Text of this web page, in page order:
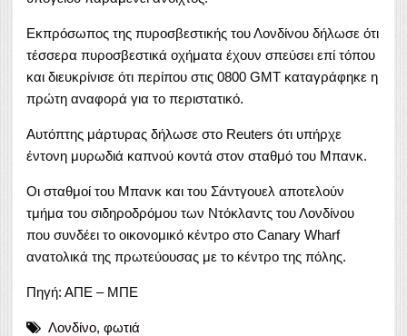
Εκπρόσωπος της πυροσβεστικής του Λονδίνου δήλωσε ότι
τέσσερα πυροσβεστικά οχήματα έχουν σπεύσει επί τόπου
και διευκρίνισε ότι περίπου στις 0800 GMT καταγράφηκε η
πρώτη αναφορά για το περιστατικό.
Αυτόπτης μάρτυρας δήλωσε στο Reuters ότι υπήρχε
έντονη μυρωδιά καπνού κοντά στον σταθμό του Μπανκ.
Οι σταθμοί του Μπανκ και του Σάντγουελ αποτελούν
τμήμα του σιδηροδρόμου των Ντόκλαντς του Λονδίνου
που συνδέει το οικονομικό κέντρο στο Canary Wharf
ανατολικά της πρωτεύουσας με το κέντρο της πόλης.
Πηγή: ΑΠΕ – ΜΠΕ
Λονδίνο, φωτιά